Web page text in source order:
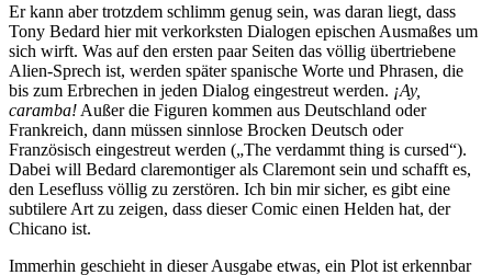
Er kann aber trotzdem schlimm genug sein, was daran liegt, dass
Tony Bedard hier mit verkorksten Dialogen epischen Ausmaßes um
sich wirft. Was auf den ersten paar Seiten das völlig übertriebene
Alien-Sprech ist, werden später spanische Worte und Phrasen, die
bis zum Erbrechen in jeden Dialog eingestreut werden. ¡Ay,
caramba! Außer die Figuren kommen aus Deutschland oder
Frankreich, dann müssen sinnlose Brocken Deutsch oder
Französisch eingestreut werden („The verdammt thing is cursed“).
Dabei will Bedard claremontiger als Claremont sein und schafft es,
den Lesefluss völlig zu zerstören. Ich bin mir sicher, es gibt eine
subtilere Art zu zeigen, dass dieser Comic einen Helden hat, der
Chicano ist.
Immerhin geschieht in dieser Ausgabe etwas, ein Plot ist erkennbar